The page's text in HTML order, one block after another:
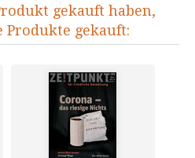
gekauft haben,
Produkte gekauft: